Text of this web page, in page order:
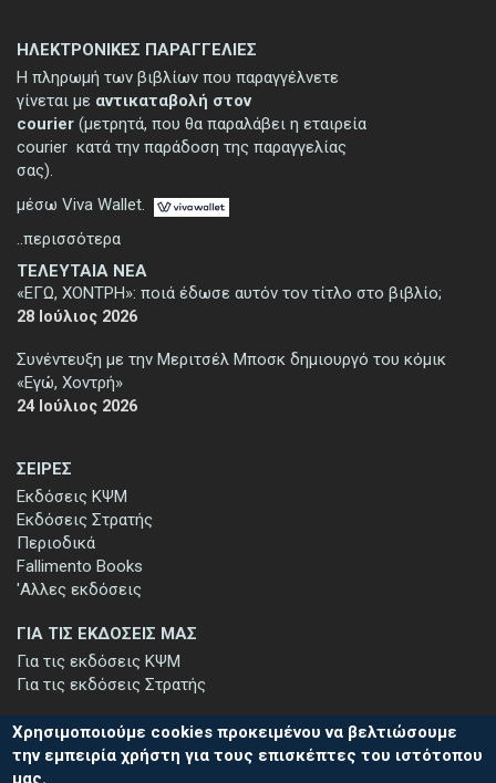
ΣΕΙΡΕΣ
Εκδόσεις ΚΨΜ
Εκδόσεις Στρατής
Περιοδικά
Fallimento Books
'Αλλες εκδόσεις
ΤΕΛΕΥΤΑΙΑ ΝΕΑ
«ΕΓΩ, ΧΟΝΤΡΗ»: ποιά έδωσε αυτόν τον τίτλο στο βιβλίο;
28 Ιούλιος 2026
Συνέντευξη με την Μεριτσέλ Μποσκ δημιουργό του κόμικ
«Εγώ, Χοντρή»
24 Ιούλιος 2026
ΓΙΑ ΤΙΣ ΕΚΔΟΣΕΙΣ ΜΑΣ
Για τις εκδόσεις ΚΨΜ
Για τις εκδόσεις Στρατής
ΗΛΕΚΤΡΟΝΙΚΕΣ ΠΑΡΑΓΓΕΛΙΕΣ
Η πληρωμή των βιβλίων που παραγγέλνετε
γίνεται με αντικαταβολή στον
courier (μετρητά, που θα παραλάβει η εταιρεία
courier κατά την παράδοση της παραγγελίας
σας).
μέσω Viva Wallet.
..περισσότερα
Χρησιμοποιούμε cookies προκειμένου να βελτιώσουμε
την εμπειρία χρήστη για τους επισκέπτες του ιστότοπου